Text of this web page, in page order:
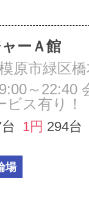
ーＡ館
原市緑区
～22:40
ビス有り！
1円 294台
場